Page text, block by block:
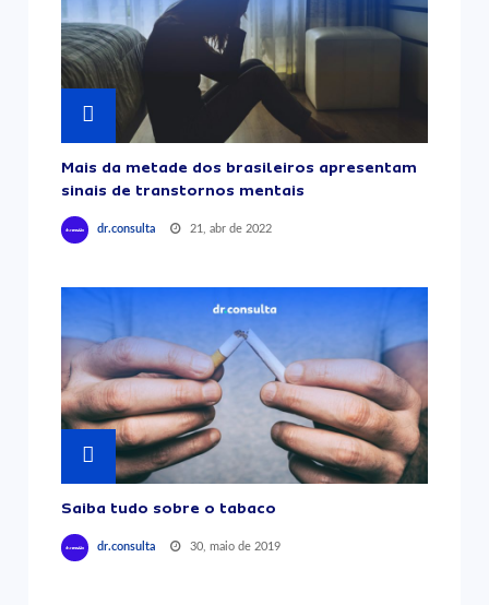
Mais da metade dos brasileiros apresentam
sinais de transtornos mentais
dr.consulta 21, abr de 2022
Saiba tudo sobre o tabaco
dr.consulta 30, maio de 2019